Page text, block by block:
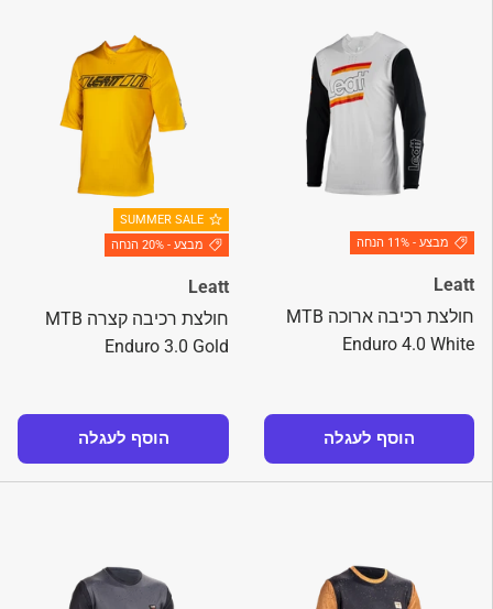
מבצע - 11% הנחה
Leatt
חולצת רכיבה ארוכה MTB
Enduro 4.0 White
הוסף לעגלה
SUMMER SALE
מבצע - 20% הנחה
Leatt
חולצת רכיבה קצרה MTB
Enduro 3.0 Gold
הוסף לעגלה